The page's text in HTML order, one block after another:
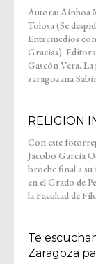
Autora: Ainhoa
Tolosa (Se
Entremedios con
Gracias). Editora: Patricia
Gascón Vera. La periodista
zaragozana
tras años como
televisión y locutora
para
comenzó su andadura en
RELIGION
Con este
Jacobo García
broche final a
en el Grado de
la Facultad de
Letras y cierra
etapa como
Entremedios. Su
Te
Zaragoza